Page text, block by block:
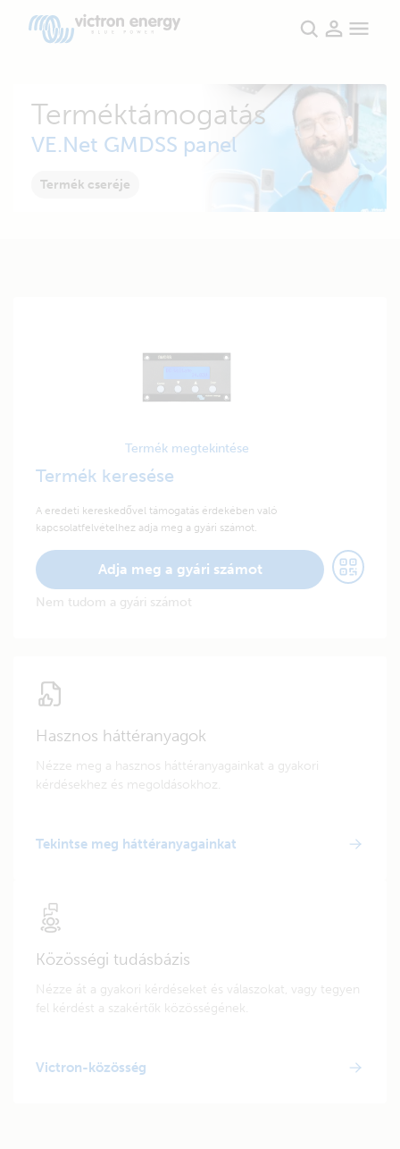
Terméktámogatás
VE.Net GMDSS panel
Termék cseréje
Termék megtekintése
Termék keresése
A eredeti kereskedővel támogatás érdekében való
kapcsolatfelvételhez adja meg a gyári számot.
Adja meg a gyári számot
Nem tudom a gyári számot
Hasznos háttéranyagok
Nézze meg a hasznos háttéranyagainkat a gyakori
kérdésekhez és megoldásokhoz.
Tekintse meg háttéranyagainkat
Közösségi tudásbázis
Nézze át a gyakori kérdéseket és válaszokat, vagy tegyen
fel kérdést a szakértők közösségének.
Victron-közösség